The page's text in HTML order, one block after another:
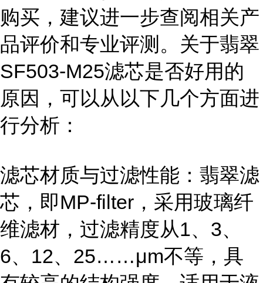
购买，建议进一步查阅相关产
品评价和专业评测。关于翡翠
SF503-M25滤芯是否好用的
原因，可以从以下几个方面进
行分析：
滤芯材质与过滤性能：翡翠滤
芯，即MP-filter，采用玻璃纤
维滤材，过滤精度从1、3、
6、12、25……μm不等，具